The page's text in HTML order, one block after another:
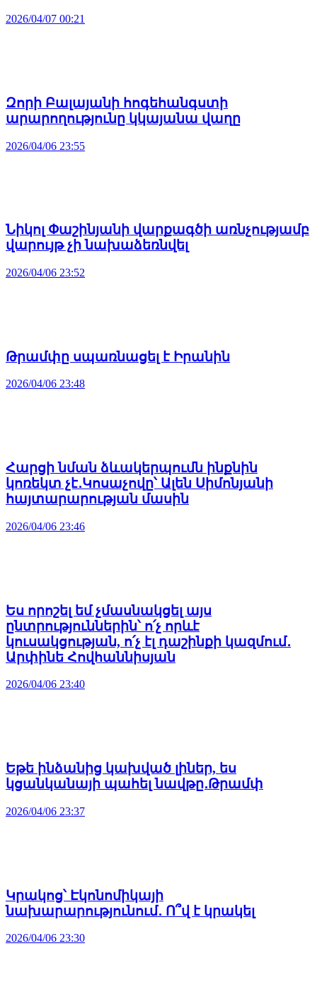
2026/04/07 00:21
Զորի Բալայանի հոգեհանգստի
արարողությունը կկայանա վաղը
2026/04/06 23:55
Նիկոլ Փաշինյանի վարքագծի առնչությամբ
վարույթ չի նախաձեռնվել
2026/04/06 23:52
Թրամփը սպառնացել է Իրանին
2026/04/06 23:48
Հարցի նման ձևակերպումն ինքնին
կոռեկտ չէ․Կոսաչովը՝ Ալեն Սիմոնյանի
հայտարարության մասին
2026/04/06 23:46
Ես որոշել եմ չմասնակցել այս
ընտրություններին՝ ո՛չ որևէ
կուսակցության, ո՛չ էլ դաշինքի կազմում․
Արփինե Հովհաննիսյան
2026/04/06 23:40
Եթե ինձանից կախված լիներ, ես
կցանկանայի պահել նավթը․Թրամփ
2026/04/06 23:37
Կրակոց՝ Էկոնոմիկայի
նախարարությունում․ Ո՞վ է կրակել
2026/04/06 23:30